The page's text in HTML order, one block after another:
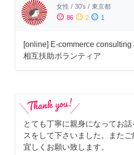
女性 / 30's / 東京都
sentiment_satisfied 86 sentiment_neutral 2 sentiment_dissatisfied 1
[online] E-commerce
相互扶助ボランティア
とても丁寧に親身になってお
スをして下さいました。また
宜しくお願い致します。